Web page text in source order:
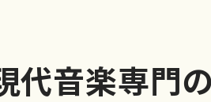
代音楽専門